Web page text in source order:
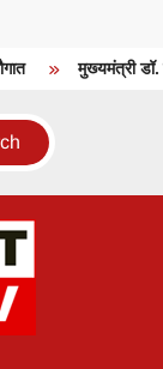
मुख्यमंत्री डॉ.